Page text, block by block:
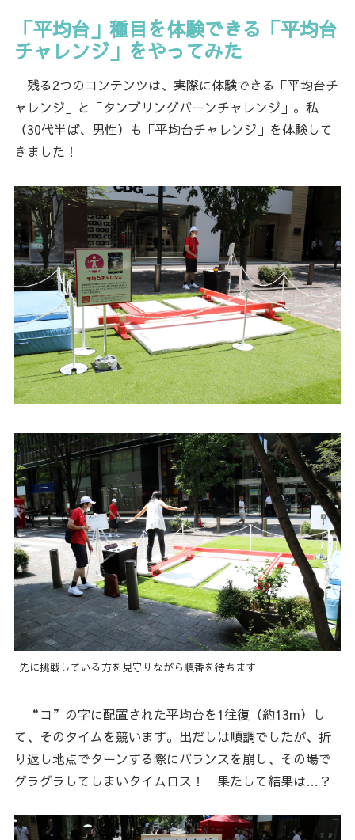
「平均台」種目を体験できる「平均台
チャレンジ」をやってみた
残る2つのコンテンツは、実際に体験できる「平均台チ
ャレンジ」と「タンブリングバーンチャレンジ」。私
（30代半ば、男性）も「平均台チャレンジ」を体験して
きました！
先に挑戦している方を見守りながら順番を待ちます
“コ”の字に配置された平均台を1往復（約13m）し
て、そのタイムを競います。出だしは順調でしたが、折
り返し地点でターンする際にバランスを崩し、その場で
グラグラしてしまいタイムロス！ 果たして結果は…？